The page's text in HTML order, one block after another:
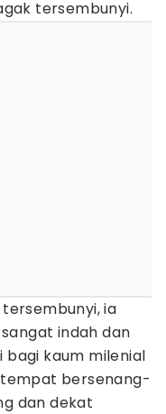
tersembunyi.
ia
indah dan
kaum milenial
bersenang-
dan dekat